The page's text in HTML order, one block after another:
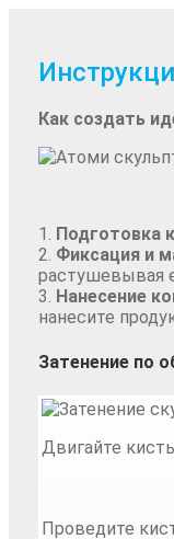
Как создать
1. Подготовка
2. Фиксация и
растушевывая
3. Нанесение
нанесите
Затенение по
Двигайте
Проведите